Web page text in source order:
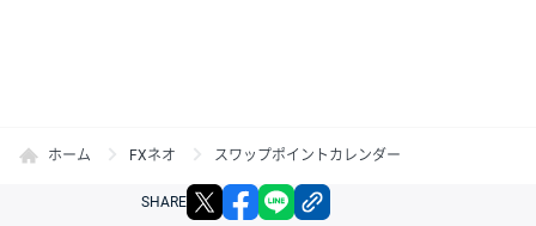
ホーム FXネオ スワップポイントカレンダー
SHARE X facebook